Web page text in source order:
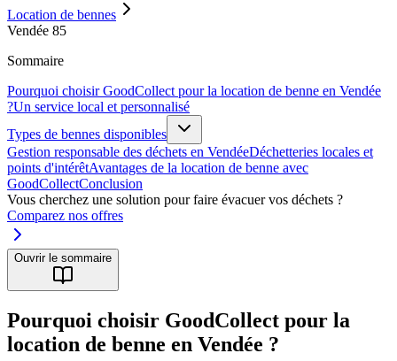
Location de bennes
Vendée 85
Sommaire
Pourquoi choisir GoodCollect pour la location de benne en Vendée
?Un service local et personnalisé
Types de bennes disponibles
Gestion responsable des déchets en VendéeDéchetteries locales et
points d'intérêtAvantages de la location de benne avec
GoodCollectConclusion
Vous cherchez une solution pour faire évacuer vos déchets ?
Comparez nos offres
Ouvrir le sommaire
Pourquoi choisir GoodCollect pour la
location de benne en Vendée ?